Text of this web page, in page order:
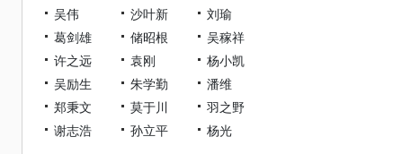
吴伟
沙叶新
刘瑜
葛剑雄
储昭根
吴稼祥
许之远
袁刚
杨小凯
吴励生
朱学勤
潘维
郑秉文
莫于川
羽之野
谢志浩
孙立平 杨光